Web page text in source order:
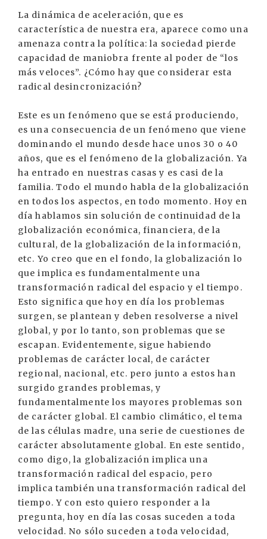
La dinámica de aceleración, que es
característica de nuestra era, aparece como una
amenaza contra la política: la sociedad pierde
capacidad de maniobra frente al poder de “los
más veloces”. ¿Cómo hay que considerar esta
radical desincronización?
Este es un fenómeno que se está produciendo,
es una consecuencia de un fenómeno que viene
dominando el mundo desde hace unos 30 o 40
años, que es el fenómeno de la globalización. Ya
ha entrado en nuestras casas y es casi de la
familia. Todo el mundo habla de la globalización
en todos los aspectos, en todo momento. Hoy en
día hablamos sin solución de continuidad de la
globalización económica, financiera, de la
cultural, de la globalización de la información,
etc. Yo creo que en el fondo, la globalización lo
que implica es fundamentalmente una
transformación radical del espacio y el tiempo.
Esto significa que hoy en día los problemas
surgen, se plantean y deben resolverse a nivel
global, y por lo tanto, son problemas que se
escapan. Evidentemente, sigue habiendo
problemas de carácter local, de carácter
regional, nacional, etc. pero junto a estos han
surgido grandes problemas, y
fundamentalmente los mayores problemas son
de carácter global. El cambio climático, el tema
de las células madre, una serie de cuestiones de
carácter absolutamente global. En este sentido,
como digo, la globalización implica una
transformación radical del espacio, pero
implica también una transformación radical del
tiempo. Y con esto quiero responder a la
pregunta, hoy en día las cosas suceden a toda
velocidad. No sólo suceden a toda velocidad,